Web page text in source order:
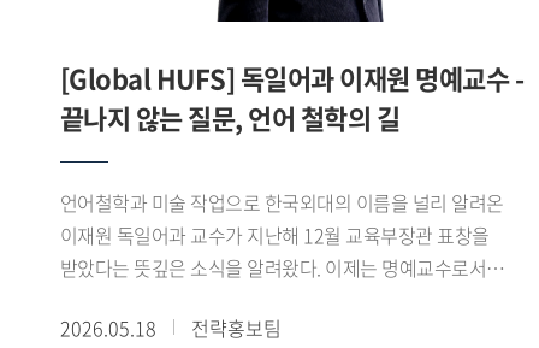
원천기술 연구를 수행하고 있으며, 이는 국내에서는 비교적
높은 영역으로 평가받고 있다.이번 연구에는
대구경북첨단의료산업진흥재단 최욱수 박사와 이대목동병원
[Global HUFS] 독일어과 이재원 명예교수 -
끝나지 않는 질문, 언어 철학의 길
언어철학과 미술 작업으로 한국외대의 이름을 널리 알려온
이재원 독일어과 교수가 지난해 12월 교육부장관 표창을
받았다는 뜻깊은 소식을 알려왔다. 이제는 명예교수로서
이재원 교수로부터 희망찬 포부를 들어보았다.- 교육부 주관
2026.05.18 전략홍보팀